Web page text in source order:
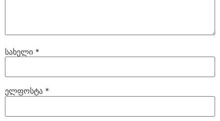
სახელი *
ელფოსტა *